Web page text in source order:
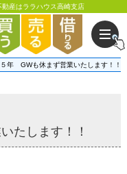
産はララハウス高崎支店
５年 GWも休まず営業いたします！！
たします！！